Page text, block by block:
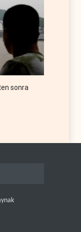
sonra